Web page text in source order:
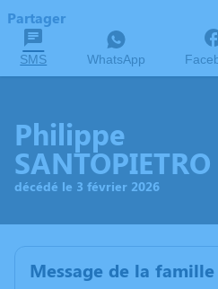
Partager
SMS WhatsApp
Philippe
SANTOPIETRO
décédé le 3 février 2026
Message de la famille